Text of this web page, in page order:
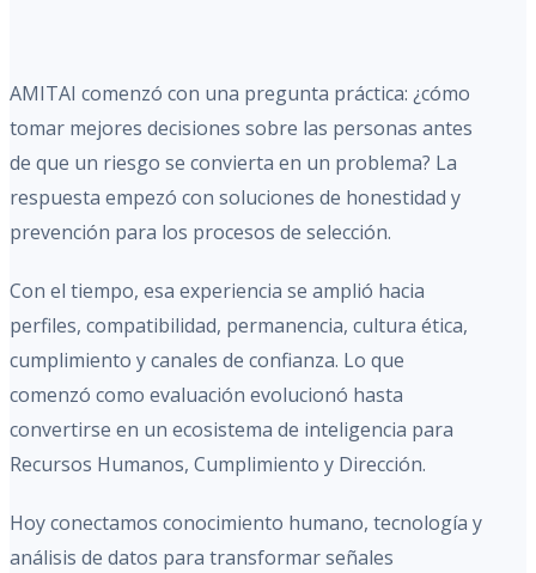
AMITAI comenzó con una pregunta práctica: ¿cómo
tomar mejores decisiones sobre las personas antes
de que un riesgo se convierta en un problema? La
respuesta empezó con soluciones de honestidad y
prevención para los procesos de selección.
Con el tiempo, esa experiencia se amplió hacia
perfiles, compatibilidad, permanencia, cultura ética,
cumplimiento y canales de confianza. Lo que
comenzó como evaluación evolucionó hasta
convertirse en un ecosistema de inteligencia para
Recursos Humanos, Cumplimiento y Dirección.
Hoy conectamos conocimiento humano, tecnología y
análisis de datos para transformar señales